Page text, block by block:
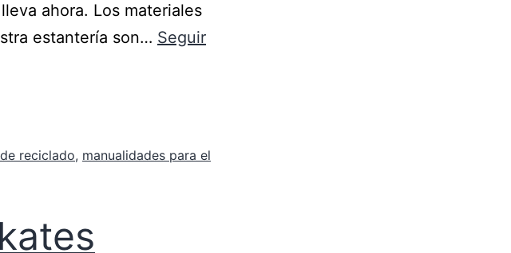
ahora. Los materiales
estantería son… Seguir
reciclado, manualidades para el